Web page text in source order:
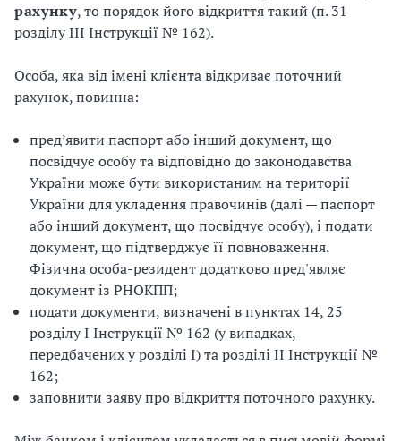
рахунку, то порядок його відкриття такий (п. 31
розділу ІІІ Інструкції № 162).
Особа, яка від імені клієнта відкриває поточний
рахунок, повинна:
пред’явити паспорт або інший документ, що
посвідчує особу та відповідно до законодавства
України може бути використаним на території
України для укладення правочинів (далі — паспорт
або інший документ, що посвідчує особу), і подати
документ, що підтверджує її повноваження.
Фізична особа-резидент додатково пред'являє
документ із РНОКПП;
подати документи, визначені в пунктах 14, 25
розділу I Інструкції № 162 (у випадках,
передбачених у розділі I) та розділі II Інструкції №
162;
заповнити заяву про відкриття поточного рахунку.